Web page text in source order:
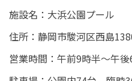
施設名：大浜公園プール
住所：静岡市駿河区西島
営業時間：午前9時半～午